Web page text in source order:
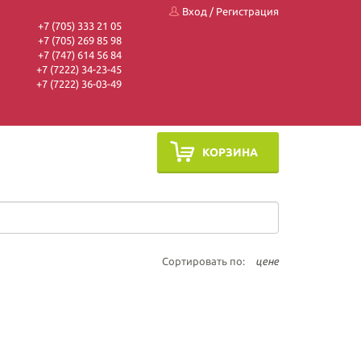
+7 (705) 333 21 05
+7 (705) 269 85 98
+7 (747) 614 56 84
+7 (7222) 34-23-45
+7 (7222) 36-03-49
Вход / Регистрация
КОРЗИНА
Сортировать по: цене